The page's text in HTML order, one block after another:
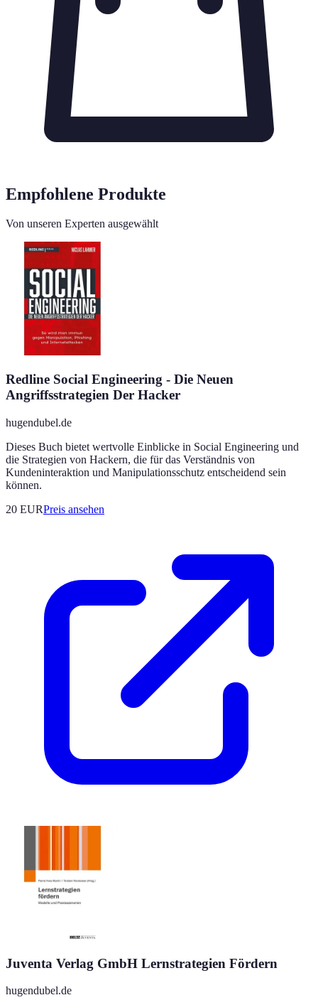
Empfohlene Produkte
Von unseren Experten ausgewählt
Redline Social Engineering - Die Neuen
Angriffsstrategien Der Hacker
hugendubel.de
Dieses Buch bietet wertvolle Einblicke in Social Engineering und
die Strategien von Hackern, die für das Verständnis von
Kundeninteraktion und Manipulationsschutz entscheidend sein
können.
20 EURPreis ansehen
Juventa Verlag GmbH Lernstrategien Fördern
hugendubel.de